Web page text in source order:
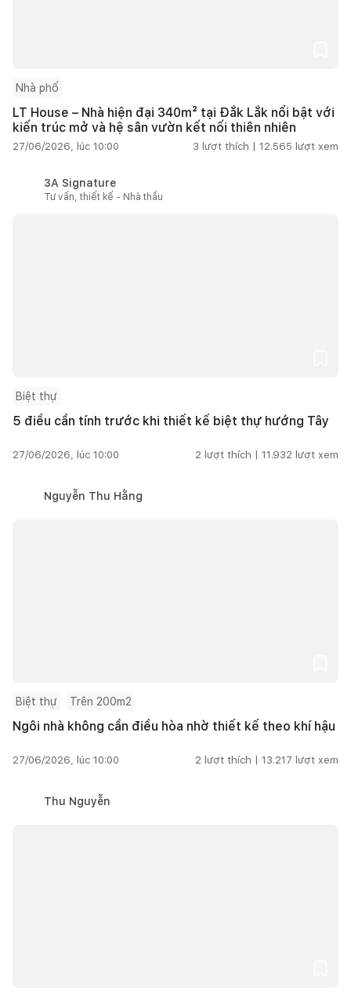
Nhà phố
LT House – Nhà hiện đại 340m² tại Đắk Lắk nổi bật với
kiến trúc mở và hệ sân vườn kết nối thiên nhiên
27/06/2026, lúc 10:00 3 lượt thích | 12.565 lượt xem
3A Signature
Tư vấn, thiết kế - Nhà thầu
Biệt thự
5 điều cần tính trước khi thiết kế biệt thự hướng Tây
27/06/2026, lúc 10:00 2 lượt thích | 11.932 lượt xem
Nguyễn Thu Hằng
Biệt thự Trên 200m2
Ngôi nhà không cần điều hòa nhờ thiết kế theo khí hậu
27/06/2026, lúc 10:00 2 lượt thích | 13.217 lượt xem
Thu Nguyễn